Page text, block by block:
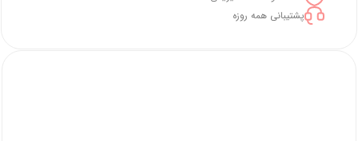
پشتیبانی همه روزه